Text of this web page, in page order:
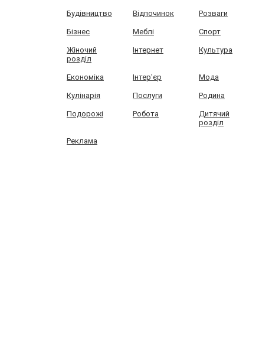
Будівництво Відпочинок Розваги
Бізнес Меблі Спорт
Жіночий
розділ
Інтернет Культура
Економіка Інтер'єр Мода
Кулінарія Послуги Родина
Подорожі Робота
Дитячий
розділ
Реклама